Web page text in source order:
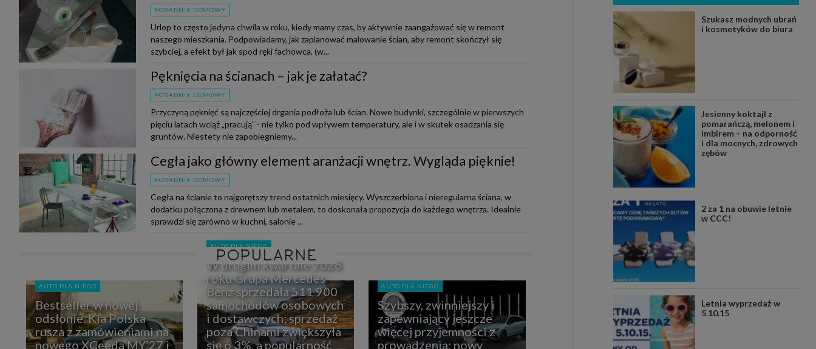
PORADNIK DOMOWY
Urlop to często jedyna chwila w roku, kiedy mamy czas, by aktywnie zaangażować się w remont
naszego mieszkania. Podpowiadamy, jak zaplanować malowanie ścian, aby remont skończył się
szybciej, a efekt był jak spod ręki fachowca. (w...
Pęknięcia na ścianach – jak je załatać?
PORADNIK DOMOWY
Przyczyną pęknięć są najczęściej drgania podłoża lub ścian. Nowe budynki, szczególnie w pierwszych
pięciu latach wciąż „pracują” - nie tylko pod wpływem temperatury, ale i w skutek osadzania się
gruntów. Niestety nie zapobiegniemy...
Cegła jako główny element aranżacji wnętrz. Wygląda pięknie!
PORADNIK DOMOWY
Cegła na ścianie to najgorętszy trend ostatnich miesięcy. Wyszczerbiona i nieregularna ściana, w
dodatku połączona z drewnem lub metalem, to doskonała propozycja do każdego wnętrza. Idealnie
sprawdzi się zarówno w kuchni, salonie ...
POPULARNE
AUTO DLA NIEGO
Bestseller w nowej
odsłonie. Kia Polska
rusza z zamówieniami na
nowego XCeeda MY’27 i
AUTO DLA NIEGO
W drugim kwartale 2026
roku Grupa Mercedes-
Benz sprzedała 511 900
samochodów osobowych
i dostawczych; sprzedaż
poza Chinami zwiększyła
się o 3%, a popularność
AUTO DLA NIEGO
Szybszy, zwinniejszy i
zapewniający jeszcze
więcej przyjemności z
prowadzenia: nowy
Szukasz modnych ubrań
i kosmetyków do biura
Jesienny koktajl z
pomarańczą, melonem i
imbirem – na odporność
i dla mocnych, zdrowych
zębów
2 za 1 na obuwie letnie
w CCC!
Letnia wyprzedaż w
5.10.15